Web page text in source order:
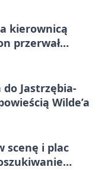
kierownicą
przerwał
Jastrzębia-
Wilde’a
scenę i plac